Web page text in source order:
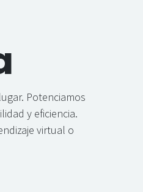
Potenciamos
y eficiencia.
virtual o